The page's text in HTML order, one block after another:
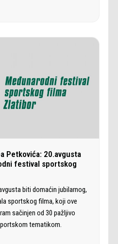
Petkovića: 20.avgusta
festival sportskog
biti domaćin jubilarnog,
sportskog filma, koji ove
sačinjen od 30 pažljivo
tematikom.